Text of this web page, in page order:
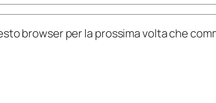
browser per la prossima volta che